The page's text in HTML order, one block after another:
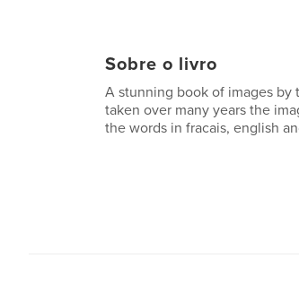
Sobre o livro
A stunning book of images by
taken over many years the
the words in fracais, english